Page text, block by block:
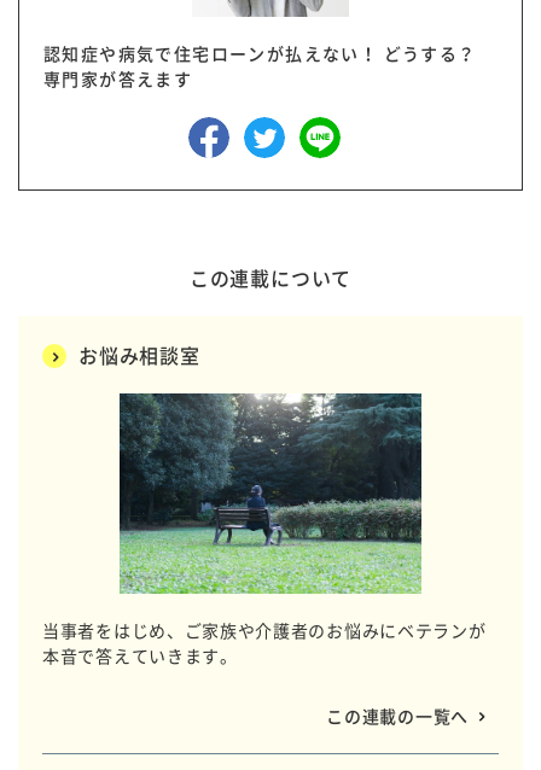
認知症や病気で住宅ローンが払えない！ どうする？
専門家が答えます
この連載について
お悩み相談室
当事者をはじめ、ご家族や介護者のお悩みにベテランが
本音で答えていきます。
この連載の一覧へ